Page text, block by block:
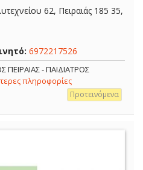
62, Πειραιάς 185 35,
6972217526
- ΠΑΙΔΙΑΤΡΟΣ
πληροφορίες
Προτεινόμενα